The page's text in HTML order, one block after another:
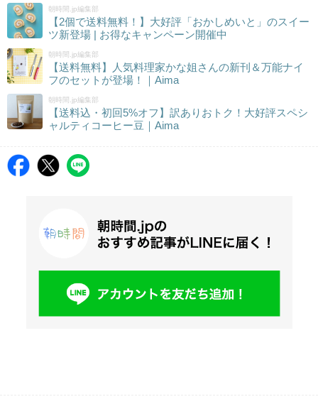
朝時間.jp編集部
【2個で送料無料！】大好評「おかしめいと」のスイー
ツ新登場 | お得なキャンペーン開催中
朝時間.jp編集部
【送料無料】人気料理家かな姐さんの新刊＆万能ナイ
フのセットが登場！｜Aima
朝時間.jp編集部
【送料込・初回5%オフ】訳ありおトク！大好評スペシ
ャルティコーヒー豆｜Aima